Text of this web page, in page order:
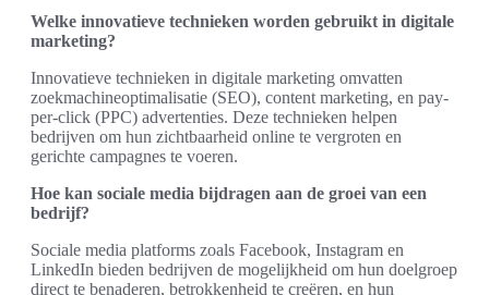
Welke innovatieve technieken worden gebruikt in digitale
marketing?
Innovatieve technieken in digitale marketing omvatten
zoekmachineoptimalisatie (SEO), content marketing, en pay-
per-click (PPC) advertenties. Deze technieken helpen
bedrijven om hun zichtbaarheid online te vergroten en
gerichte campagnes te voeren.
Hoe kan sociale media bijdragen aan de groei van een
bedrijf?
Sociale media platforms zoals Facebook, Instagram en
LinkedIn bieden bedrijven de mogelijkheid om hun doelgroep
direct te benaderen, betrokkenheid te creëren, en hun